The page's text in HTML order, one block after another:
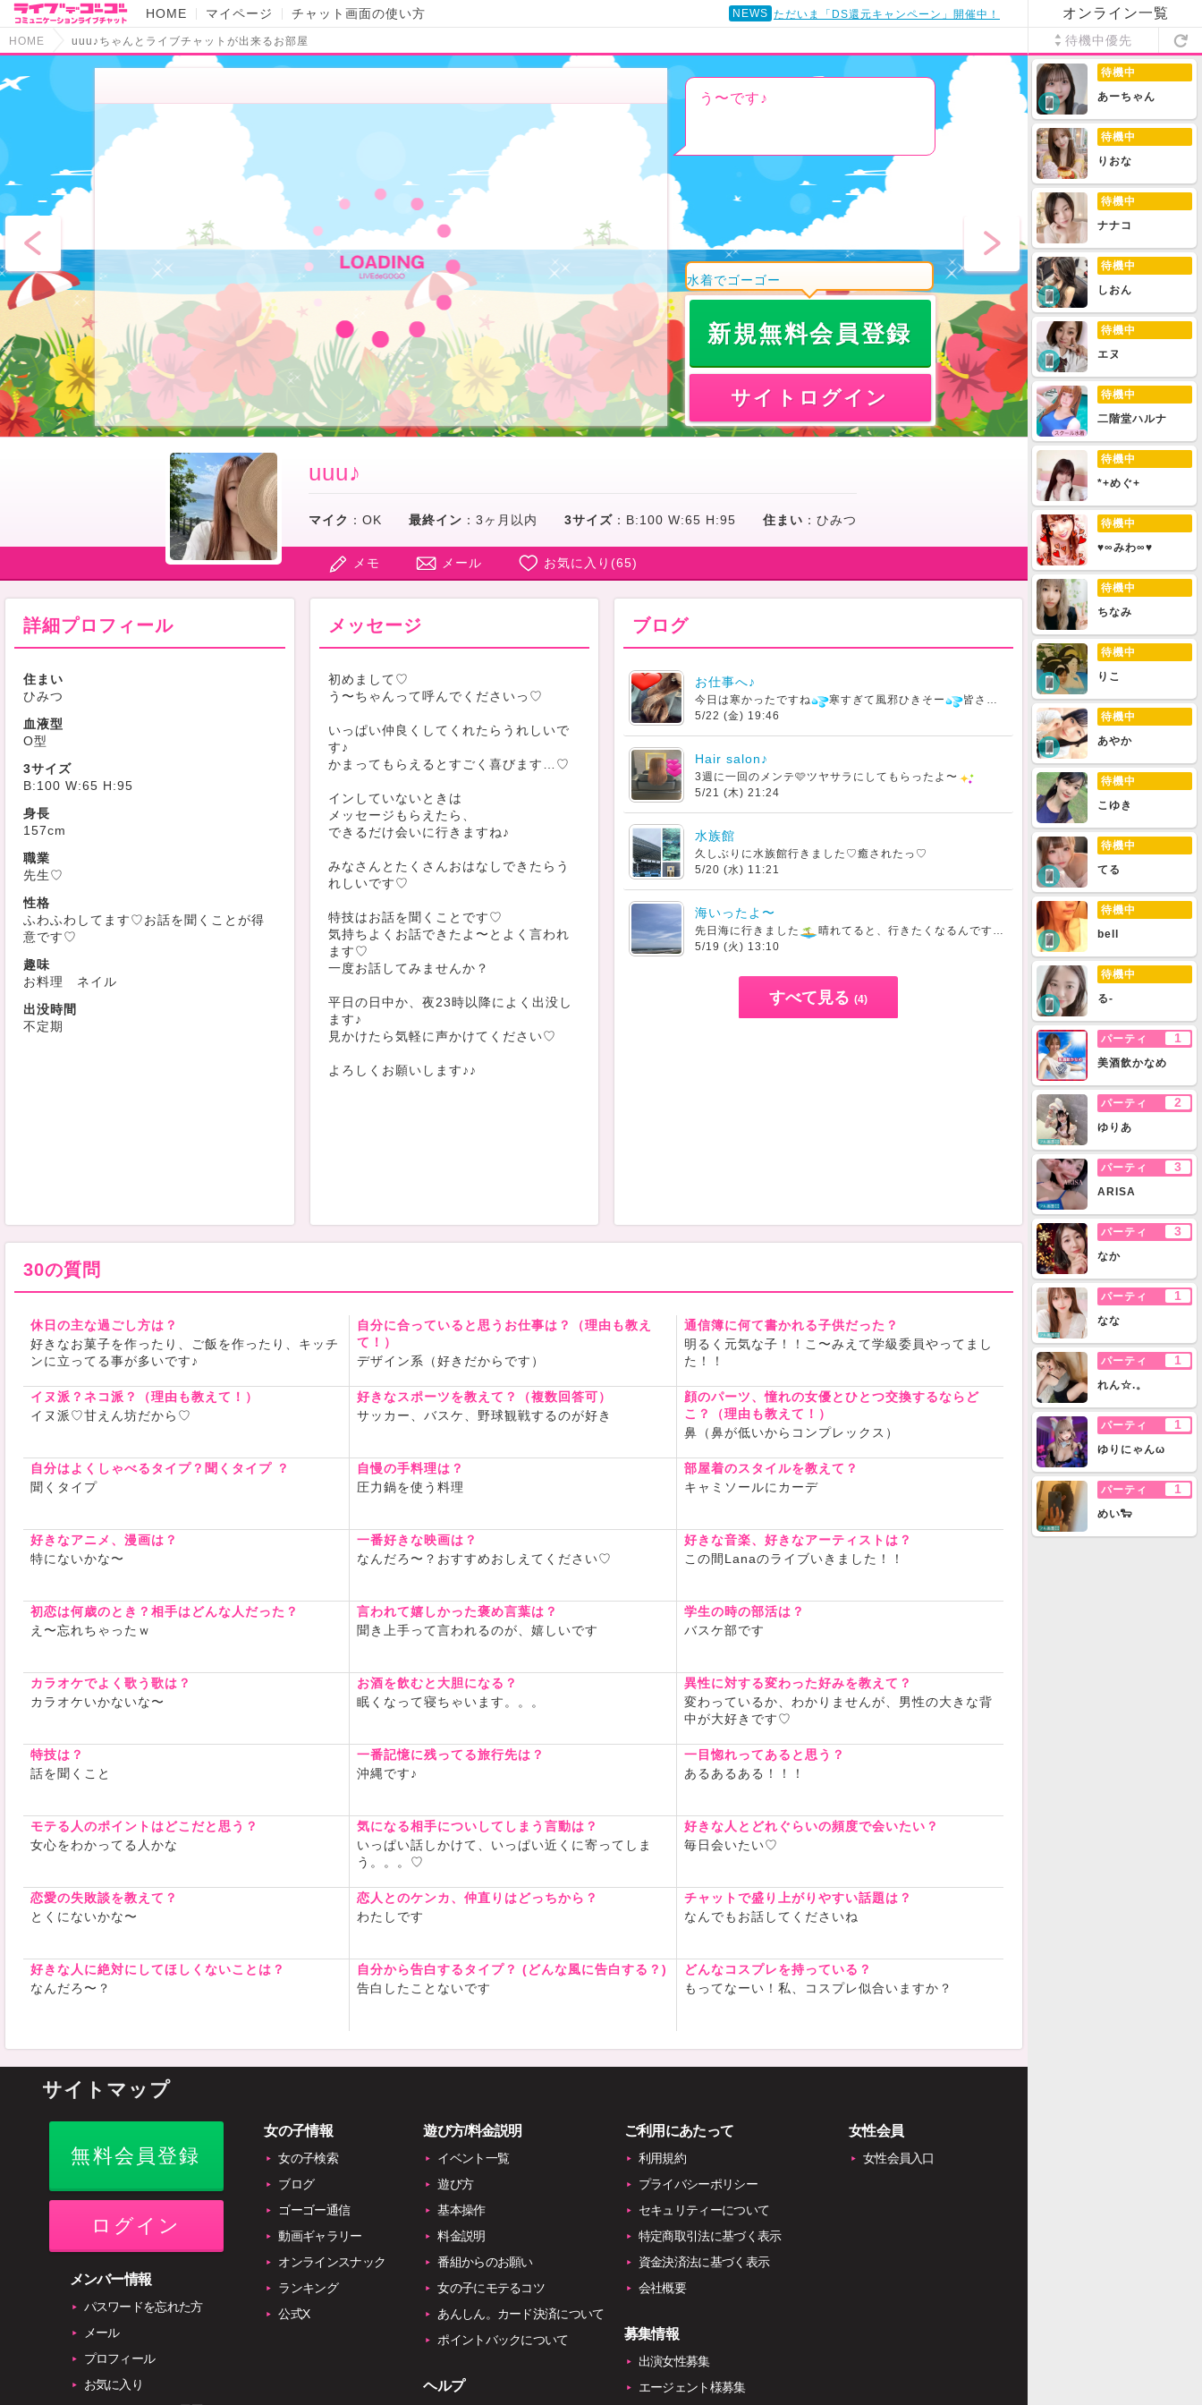
HOME マイページ チャット画面の使い方 NEWS ただいま「DS還元キャンペーン」開催中！
HOME uuu♪ちゃんとライブチャットが出来るお部屋
う〜です♪
水着でゴーゴー
新規無料会員登録
サイトログイン
uuu♪
マイク ： OK 最終イン ： 3ヶ月以内 3サイズ： B:100 W:65 H:95 住まい ： ひみつ
メモ メール お気に入り(65)
詳細プロフィール
住まい
ひみつ
血液型
O型
3サイズ
B:100 W:65 H:95
身長
157cm
職業
先生♡
性格
ふわふわしてます♡お話を聞くことが得
意です♡
趣味
お料理 ネイル
出没時間
不定期
メッセージ
初めまして♡
う〜ちゃんって呼んでくださいっ♡
いっぱい仲良くしてくれたらうれしいで
す♪
かまってもらえるとすごく喜びます…♡
インしていないときは
メッセージもらえたら、
できるだけ会いに行きますね♪
みなさんとたくさんおはなしできたらう
れしいです♡
特技はお話を聞くことです♡
気持ちよくお話できたよ〜とよく言われ
ます♡
一度お話してみませんか？
平日の日中か、夜23時以降によく出没し
ます♪
見かけたら気軽に声かけてください♡
よろしくお願いします♪♪
ブログ
お仕事へ♪
今日は寒かったですね 寒すぎて風邪ひきそー
皆さん風邪には気をつけてください
5/22 (金) 19:46
Hair salon♪
3週に一回のメンテ🩷ツヤサラにしてもらったよ〜
5/21 (木) 21:24
水族館
久しぶりに水族館行きました♡癒されたっ♡
5/20 (水) 11:21
海いったよ〜
先日海に行きました
️晴れてると、行きたくなるんですよねー♪誰か一緒に行ってくれないかなぁ
5/19 (火) 13:10
すべて見る (4)
30の質問
休日の主な過ごし方は？
好きなお菓子を作ったり、ご飯を作ったり、キッチ
ンに立ってる事が多いです♪
自分に合っていると思うお仕事は？（理由も教え
て！）
デザイン系（好きだからです）
通信簿に何て書かれる子供だった？
明るく元気な子！！こ〜みえて学級委員やってまし
た！！
イヌ派？ネコ派？（理由も教えて！）
イヌ派♡甘えん坊だから♡
好きなスポーツを教えて？（複数回答可）
サッカー、バスケ、野球観戦するのが好き
顔のパーツ、憧れの女優とひとつ交換するならど
こ？（理由も教えて！）
鼻（鼻が低いからコンプレックス）
自分はよくしゃべるタイプ？聞くタイプ ？
聞くタイプ
自慢の手料理は？
圧力鍋を使う料理
部屋着のスタイルを教えて？
キャミソールにカーデ
好きなアニメ、漫画は？
特にないかな〜
一番好きな映画は？
なんだろ〜？おすすめおしえてください♡
好きな音楽、好きなアーティストは？
この間Lanaのライブいきました！！
初恋は何歳のとき？相手はどんな人だった？
え〜忘れちゃったｗ
言われて嬉しかった褒め言葉は？
聞き上手って言われるのが、嬉しいです
学生の時の部活は？
バスケ部です
カラオケでよく歌う歌は？
カラオケいかないな〜
お酒を飲むと大胆になる？
眠くなって寝ちゃいます。。。
異性に対する変わった好みを教えて？
変わっているか、わかりませんが、男性の大きな背
中が大好きです♡
特技は？
話を聞くこと
一番記憶に残ってる旅行先は？
沖縄です♪
一目惚れってあると思う？
あるあるある！！！
モテる人のポイントはどこだと思う？
女心をわかってる人かな
気になる相手についしてしまう言動は？
いっぱい話しかけて、いっぱい近くに寄ってしま
う。。。♡
好きな人とどれぐらいの頻度で会いたい？
毎日会いたい♡
恋愛の失敗談を教えて？
とくにないかな〜
恋人とのケンカ、仲直りはどっちから？
わたしです
チャットで盛り上がりやすい話題は？
なんでもお話してくださいね
好きな人に絶対にしてほしくないことは？
なんだろ〜？
自分から告白するタイプ？ (どんな風に告白する？)
告白したことないです
どんなコスプレを持っている？
もってなーい！私、コスプレ似合いますか？
サイトマップ
無料会員登録
ログイン
メンバー情報
パスワードを忘れた方
メール
プロフィール
お気に入り
女の子情報
女の子検索
ブログ
ゴーゴー通信
動画ギャラリー
オンラインスナック
ランキング
公式X
遊び方/料金説明
イベント一覧
遊び方
基本操作
料金説明
番組からのお願い
女の子にモテるコツ
あんしん。カード決済について
ポイントバックについて
ヘルプ
ご利用にあたって
利用規約
プライバシーポリシー
セキュリティーについて
特定商取引法に基づく表示
資金決済法に基づく表示
会社概要
募集情報
出演女性募集
エージェント様募集
女性会員
女性会員入口
オンライン一覧
待機中優先
待機中
あーちゃん
待機中
りおな
待機中
ナナコ
待機中
しおん
待機中
エヌ
待機中
二階堂ハルナ
待機中
*+めぐ+
待機中
♥∞みわ∞♥
待機中
ちなみ
待機中
りこ
待機中
あやか
待機中
こゆき
待機中
てる
待機中
bell
待機中
る-
パーティ 1
美酒飲かなめ
パーティ 2
ゆりあ
パーティ 3
ARISA
パーティ 3
なか
パーティ 1
なな
パーティ 1
れん☆.。
パーティ 1
ゆりにゃんω
パーティ 1
めい🐑